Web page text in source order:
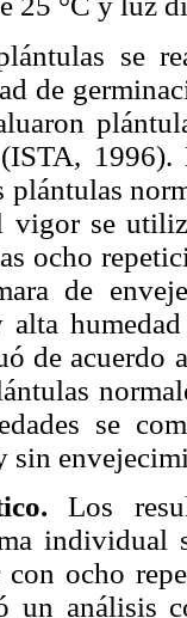
se
de
plántulas
vigor se
ocho
de
de acuerdo
se
sin
Los
individual
con ocho
un análisis